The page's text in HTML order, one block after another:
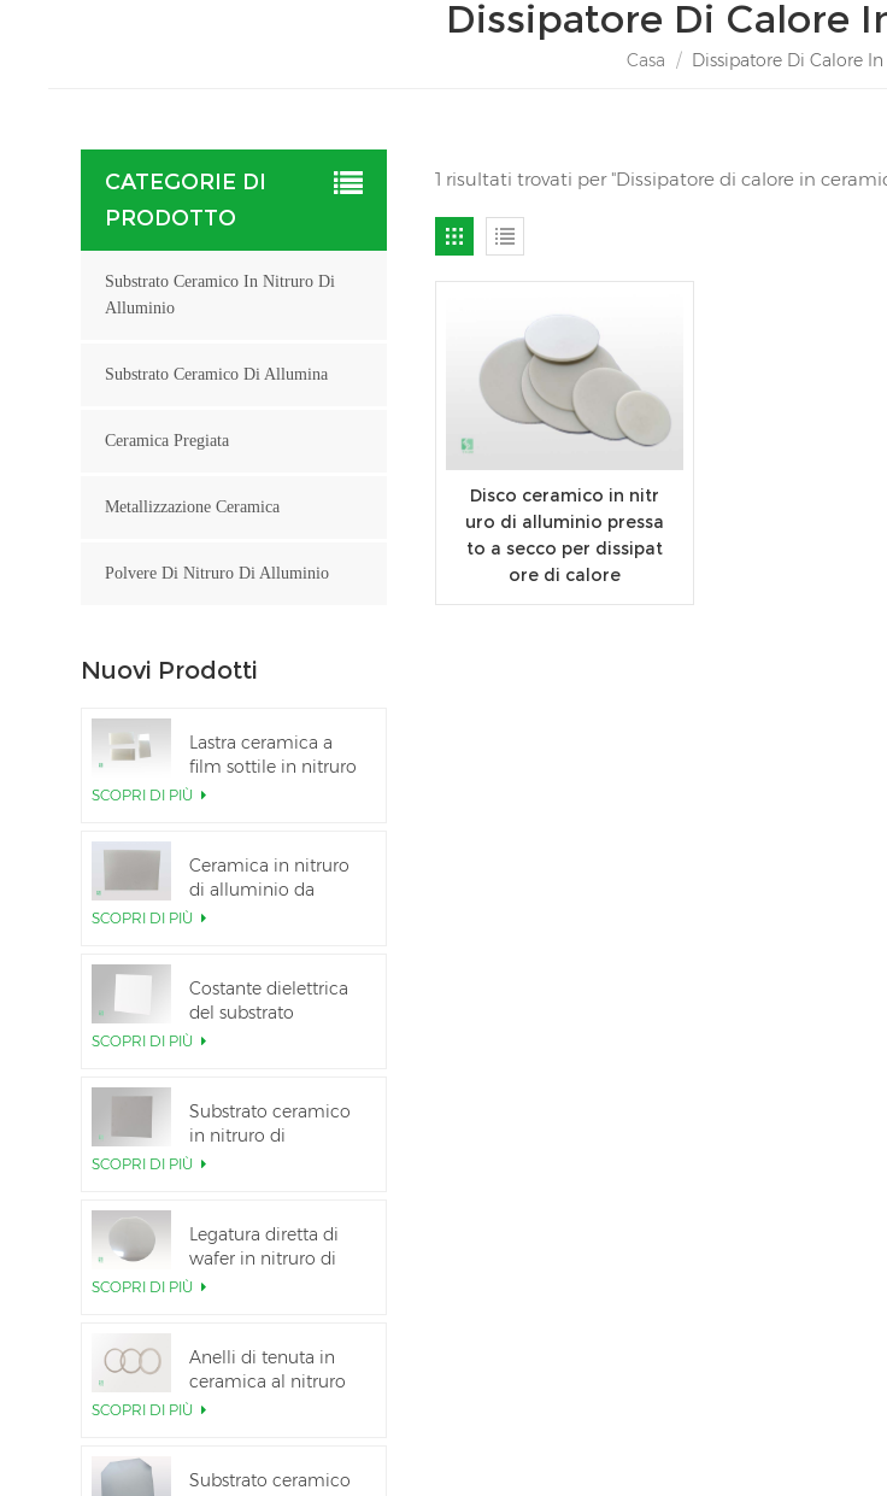
Dissipatore Di Calore
Casa / Dissipatore Di Calore
1 risultati trovati per "Dissipatore di calore in
Disco ceramico in nitr
uro di alluminio pressa
to a secco per dissipat
ore di calore
CATEGORIE DI
PRODOTTO
Substrato Ceramico In Nitruro Di
Alluminio
Substrato Ceramico Di Allumina
Ceramica Pregiata
Metallizzazione Ceramica
Polvere Di Nitruro Di Alluminio
Nuovi Prodotti
Lastra ceramica a
film sottile in nitruro
di alluminio lucidato
SCOPRI DI PIÙ
Ceramica in nitruro
di alluminio da
5,5×7,5 pollici
SCOPRI DI PIÙ
Costante dielettrica
del substrato
ceramico Al2O3 al
SCOPRI DI PIÙ
Substrato ceramico
in nitruro di
alluminio ad alta
SCOPRI DI PIÙ
Legatura diretta di
wafer in nitruro di
alluminio ceramico
SCOPRI DI PIÙ
Anelli di tenuta in
ceramica al nitruro
di alluminio per
SCOPRI DI PIÙ
Substrato ceramico